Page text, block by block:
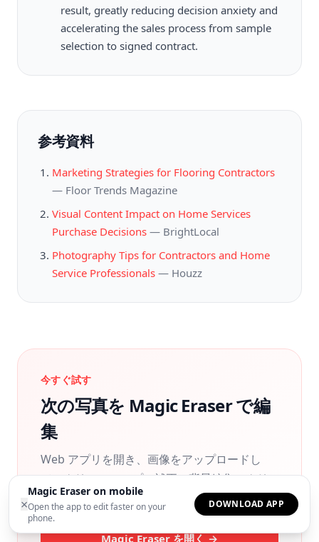
×
Magic Eraser on mobile
Open the app to edit faster on your
phone.
DOWNLOAD APP
result, greatly reducing decision anxiety and
accelerating the sales process from sample
selection to signed contract.
参考資料
Marketing Strategies for Flooring Contractors
— Floor Trends Magazine
Visual Content Impact on Home Services
Purchase Decisions — BrightLocal
Photography Tips for Contractors and Home
Service Professionals — Houzz
今すぐ試す
次の写真を Magic Eraser で編
集
Web アプリを開き、画像をアップロードし
て、クリーンアップ、補正、背景編集、クリ
エイティブ編集に AI ツールを使えます。
Magic Eraser を開く →